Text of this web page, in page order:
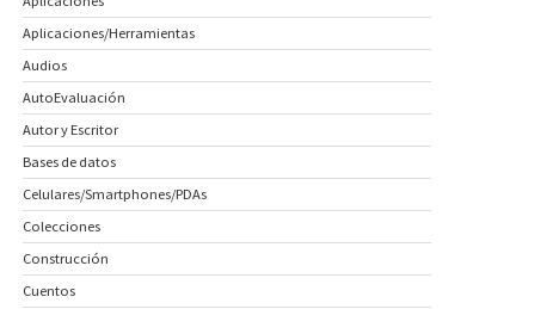
Aplicaciones/Herramientas
Audios
AutoEvaluación
Autor y Escritor
Bases de datos
Celulares/Smartphones/PDAs
Colecciones
Construcción
Cuentos